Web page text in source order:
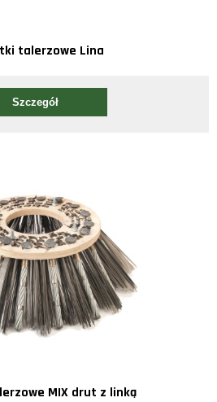
talerzowe Lina
Szczegół
MIX drut z linką